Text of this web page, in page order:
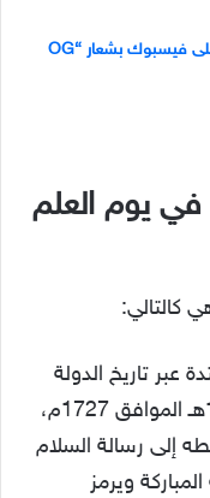
تبويب الأصدقاء الجديد على فيسبوك بشعار “OG
يوم العلم
كالتالي:
عبر تاريخ الدولة
السعودية منذ تأسيسها في عام 1139هـ الموافق 1727م،
إلى رسالة السلام
ويرمز